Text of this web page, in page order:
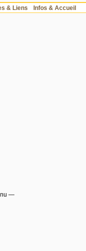
& Liens Infos & Accueil
—